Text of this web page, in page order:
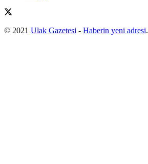
© 2021 Ulak Gazetesi - Haberin yeni adresi.